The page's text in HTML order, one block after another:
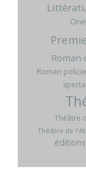
Roman
Roman
Théâtre
Théâtre de